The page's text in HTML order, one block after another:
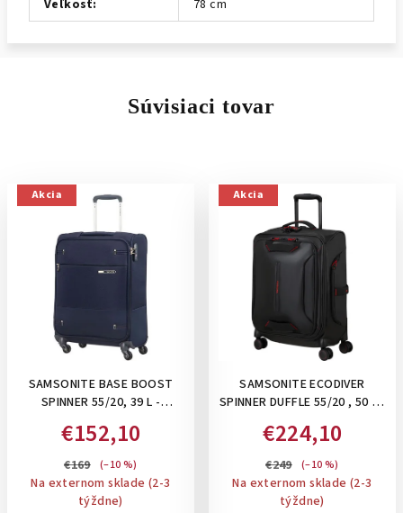
Veľkosť: 78 cm
Súvisiaci tovar
Akcia
SAMSONITE BASE BOOST
SPINNER 55/20, 39 L -
KOLIESKACH: NAVY BLUE
€152,10
€169 (–10 %)
Na externom sklade (2-3
týždne)
Akcia
SAMSONITE ECODIVER
SPINNER DUFFLE 55/20 , 50 L -
KOLIESKACH: BLACK
€224,10
€249 (–10 %)
Na externom sklade (2-3
týždne)